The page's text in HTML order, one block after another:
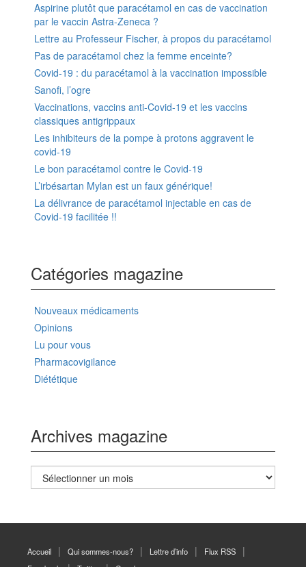
Aspirine plutôt que paracétamol en cas de vaccination
par le vaccin Astra-Zeneca ?
Lettre au Professeur Fischer, à propos du paracétamol
Pas de paracétamol chez la femme enceinte?
Covid-19 : du paracétamol à la vaccination impossible
Sanofi, l’ogre
Vaccinations, vaccins anti-Covid-19 et les vaccins
classiques antigrippaux
Les inhibiteurs de la pompe à protons aggravent le
covid-19
Le bon paracétamol contre le Covid-19
L’irbésartan Mylan est un faux générique!
La délivrance de paracétamol injectable en cas de
Covid-19 facilitée !!
Catégories magazine
Nouveaux médicaments
Opinions
Lu pour vous
Pharmacovigilance
Diététique
Archives magazine
Archives
magazine
Accueil Qui sommes-nous? Lettre d’info
Flux RSS